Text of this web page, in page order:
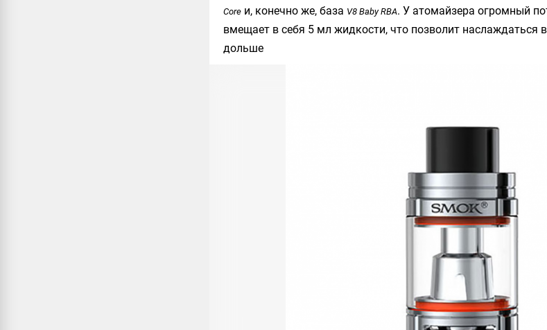
Core и, конечно же, база V8 Baby RBA. У атомайзера огромный
вмещает в себя 5 мл жидкости, что позволит наслаждаться
дольше